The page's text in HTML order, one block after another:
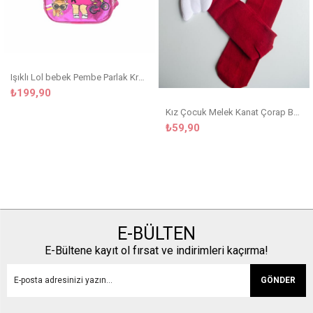
Işıklı Lol bebek Pembe Parlak Kreş Çanta
₺199,90
₺59,90
E-BÜLTEN
E-Bültene kayıt ol fırsat ve indirimleri kaçırma!
GÖNDER